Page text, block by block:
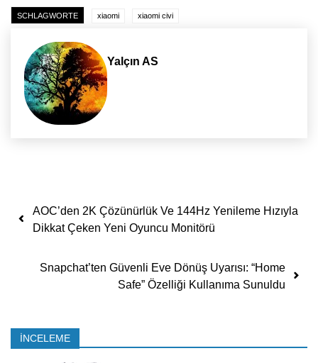
SCHLAGWORTE xiaomi xiaomi civi
Yalçın AS
Yazı dolaşımı
AOC’den 2K Çözünürlük Ve 144Hz Yenileme Hızıyla
Dikkat Çeken Yeni Oyuncu Monitörü
Snapchat’ten Güvenli Eve Dönüş Uyarısı: “Home
Safe” Özelliği Kullanıma Sunuldu
İNCELEME